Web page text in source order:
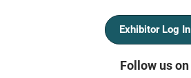
Exhibitor Log In
Follow us on